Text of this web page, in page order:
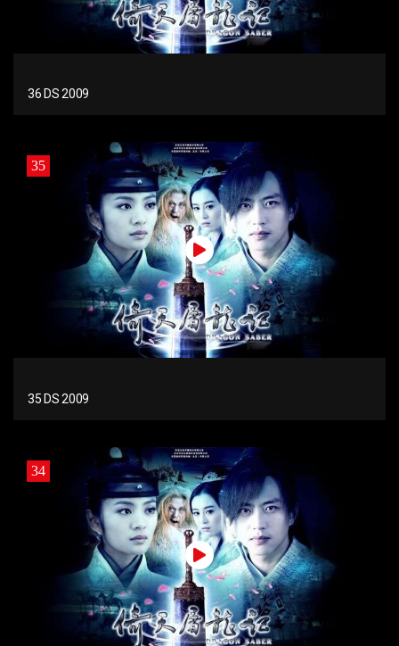
36 DS 2009
35
35 DS 2009
34